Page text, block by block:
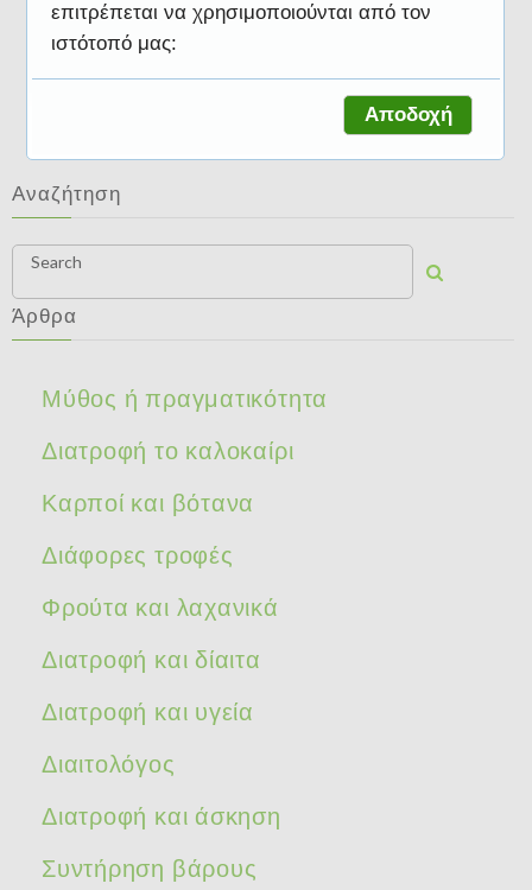
Διατροφικές συμβουλές
Αναζήτηση
Search
Άρθρα
Μύθος ή πραγματικότητα
Διατροφή το καλοκαίρι
Καρποί και βότανα
Διάφορες τροφές
Φρούτα και λαχανικά
Διατροφή και δίαιτα
Διατροφή και υγεία
Διαιτολόγος
Διατροφή και άσκηση
Συντήρηση βάρους
επιτρέπεται να χρησιμοποιούνται από τον
ιστότοπό μας:
Αποδοχή